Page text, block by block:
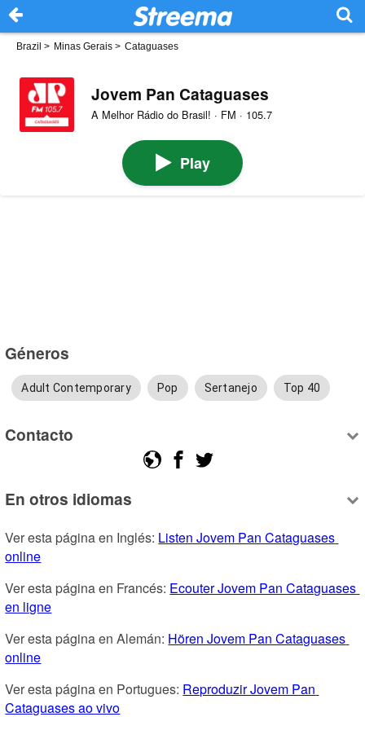
Brazil > Minas Gerais > Cataguases
Jovem Pan Cataguases
A Melhor Rádio do Brasil! · FM · 105.7
Play
Géneros
Adult Contemporary Pop Sertanejo Top 40
Contacto
En otros idiomas
Ver esta página en Inglés: Listen Jovem Pan Cataguases
online
Ver esta página en Francés: Ecouter Jovem Pan Cataguases
en ligne
Ver esta página en Alemán: Hören Jovem Pan Cataguases
online
Ver esta página en Portugues: Reproduzir Jovem Pan
Cataguases ao vivo